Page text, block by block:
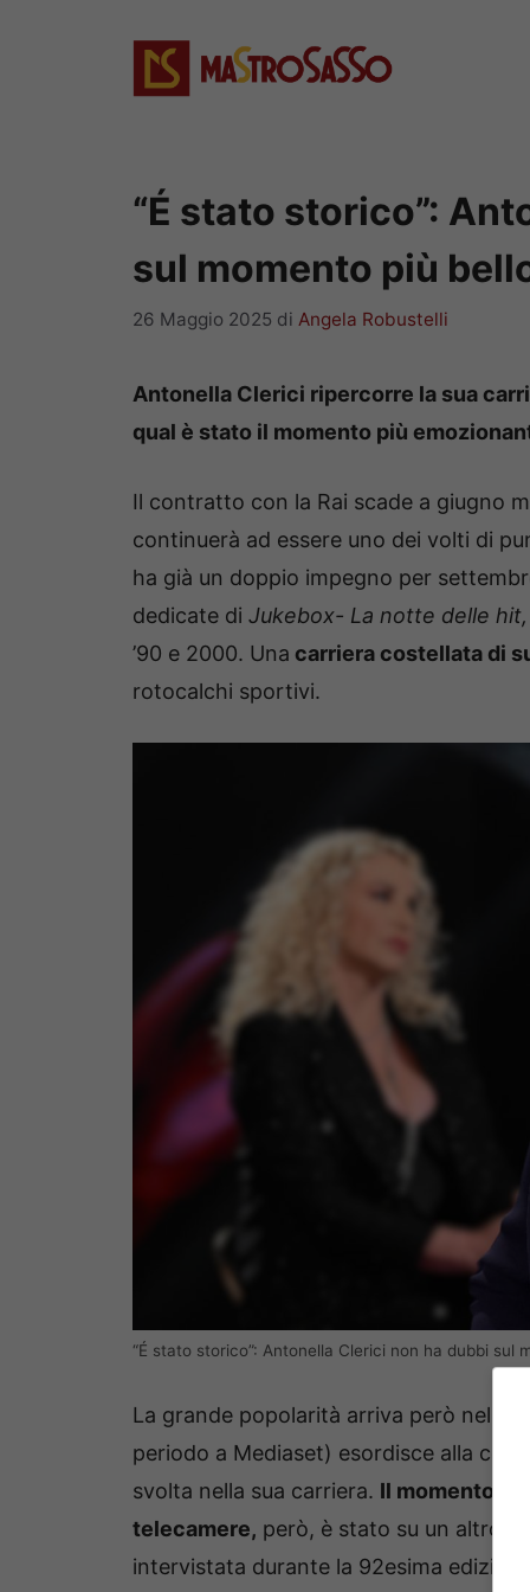
“É stato storico”:
sul momento più
26 Maggio 2025 di Angela Robustelli
Antonella Clerici ripercorre la sua
qual è stato il momento più
Il contratto con la Rai scade a giugno
continuerà ad essere uno dei volti di
ha già un doppio impegno per
dedicate di Jukebox- La notte delle hit,
’90 e 2000. Una carriera costellata di
rotocalchi sportivi.
“É stato storico”: Antonella Clerici non ha dubbi
La grande popolarità arriva però
periodo a Mediaset) esordisce alla
svolta nella sua carriera. Il momento
telecamere, però, è stato su un altro
intervistata durante la 92esima